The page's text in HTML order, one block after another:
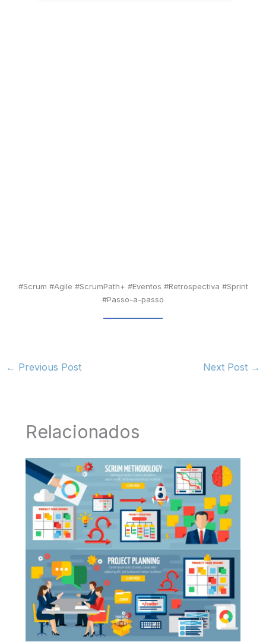
#Scrum #Agile #ScrumPath+ #Eventos #Retrospectiva #Sprint
#Passo-a-passo
← Previous Post Next Post →
Relacionados